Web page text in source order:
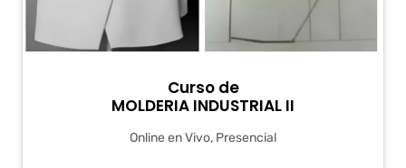
Curso de
MOLDERIA INDUSTRIAL II
Online en Vivo, Presencial